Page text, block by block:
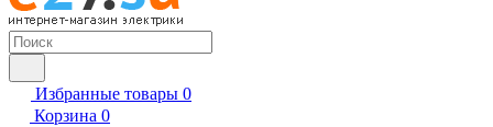
Избранные товары 0
Корзина 0